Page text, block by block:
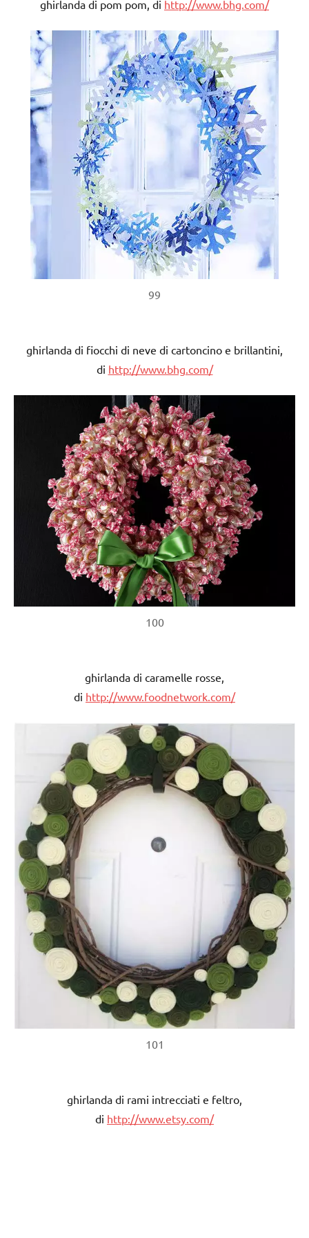
ghirlanda di pom pom, di http://www.bhg.com/
99
ghirlanda di fiocchi di neve di cartoncino e brillantini,
di http://www.bhg.com/
100
ghirlanda di caramelle rosse,
di http://www.foodnetwork.com/
101
ghirlanda di rami intrecciati e feltro,
di http://www.etsy.com/